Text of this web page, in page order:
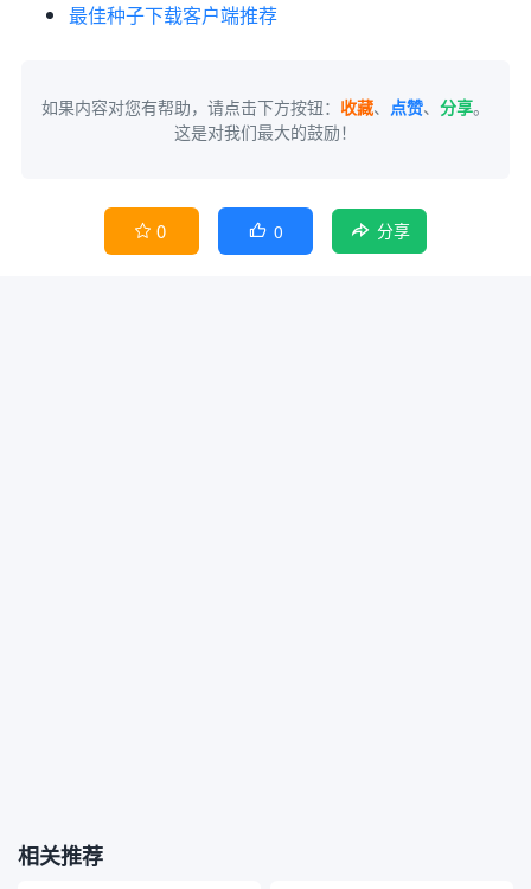
最佳种子下载客户端推荐
如果内容对您有帮助，请点击下方按钮： 收藏、 点赞、 分享。
这是对我们最大的鼓励！
 0  0 分享
相关推荐